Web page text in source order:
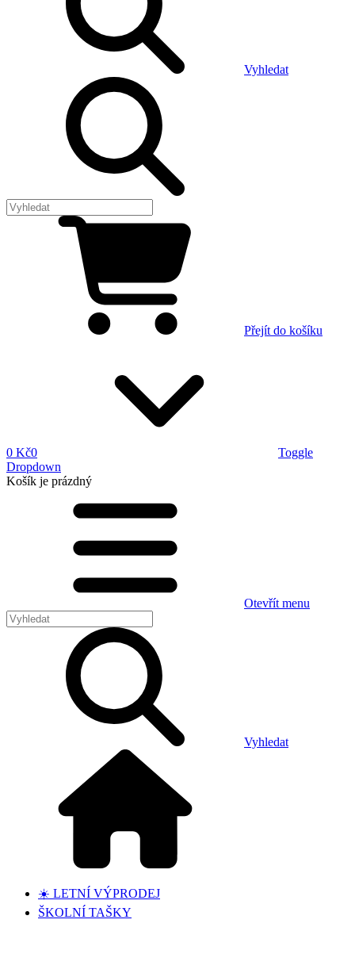
Vyhledat
Přejít do košíku
0 Kč0
Toggle
Dropdown
Košík je prázdný
Otevřít menu
Vyhledat
☀️ LETNÍ VÝPRODEJ
ŠKOLNÍ TAŠKY